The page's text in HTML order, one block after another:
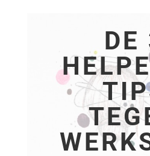
DE